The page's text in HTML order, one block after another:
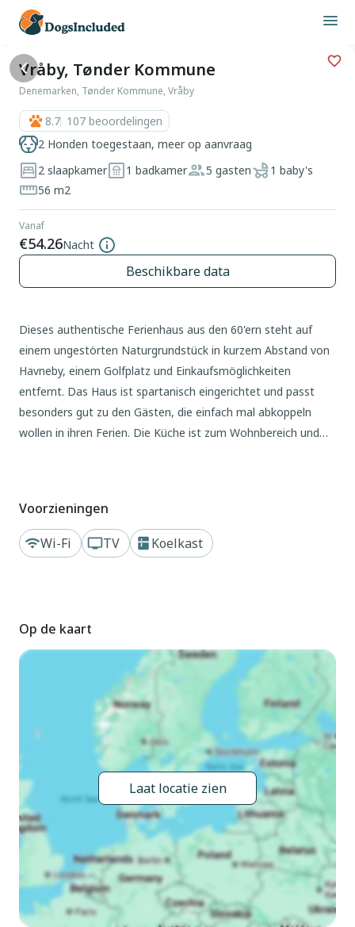
Vråby, Tønder Kommune
Denemarken, Tønder Kommune, Vråby
8.7 107 beoordelingen
2 Honden toegestaan, meer op aanvraag
2 slaapkamer
1 badkamer 5 gasten
1 baby's
56 m2
Vanaf
€54.26Nacht
Beschikbare data
Dieses authentische Ferienhaus aus den 60'ern steht auf
einem ungestörten Naturgrundstück in kurzem Abstand von
Havneby, einem Golfplatz und Einkaufsmöglichkeiten
entfernt. Das Haus ist spartanisch eingerichtet und passt
besonders gut zu den Gästen, die einfach mal abkoppeln
wollen in ihren Ferien. Die Küche ist zum Wohnbereich und
gemütlich machen. Nach Süden hin befindet sich eine
abgeschirmte Terrasse und an der Westseite befindet sich
eine überdachte Terrasse. Keine Vermietung an
additional services or consumption charges.This deposit covers
and any additional services that may be taken.The final
readings, actual usage of extra services, and any remaining
balance will be refunded within 21 days after checkout.This
you would anyways pay for, ensuring a seamless stay and
check-out experience.
Voorzieningen
Wi-Fi
TV Koelkast
Op de kaart
Laat locatie zien